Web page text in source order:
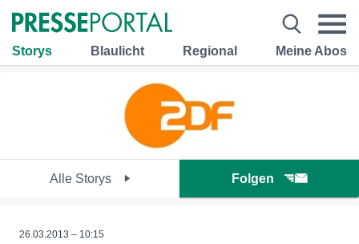
Storys Blaulicht Regional Meine Abos
Alle Storys Folgen
26.03.2013 – 10:15